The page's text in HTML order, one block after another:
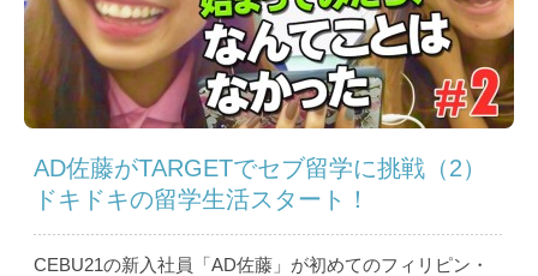
AD佐藤がTARGETでセブ留学に挑戦（2）
ドキドキの留学生活スタート！
CEBU21の新入社員「AD佐藤」が初めてのフィリピン・